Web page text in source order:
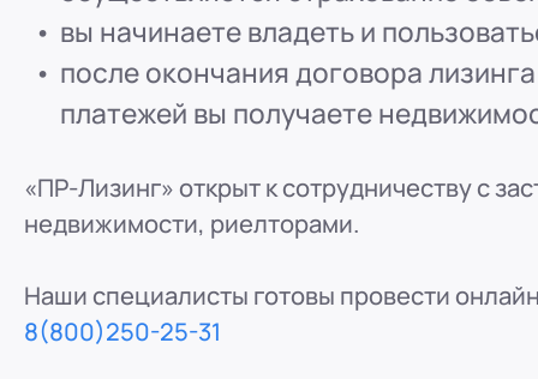
вы начинаете владеть и
после окончания договора
платежей вы получаете
«ПР-Лизинг» открыт к сотрудничеству с
недвижимости, риелторами.
Наши специалисты готовы провести
8(800)250-25-31